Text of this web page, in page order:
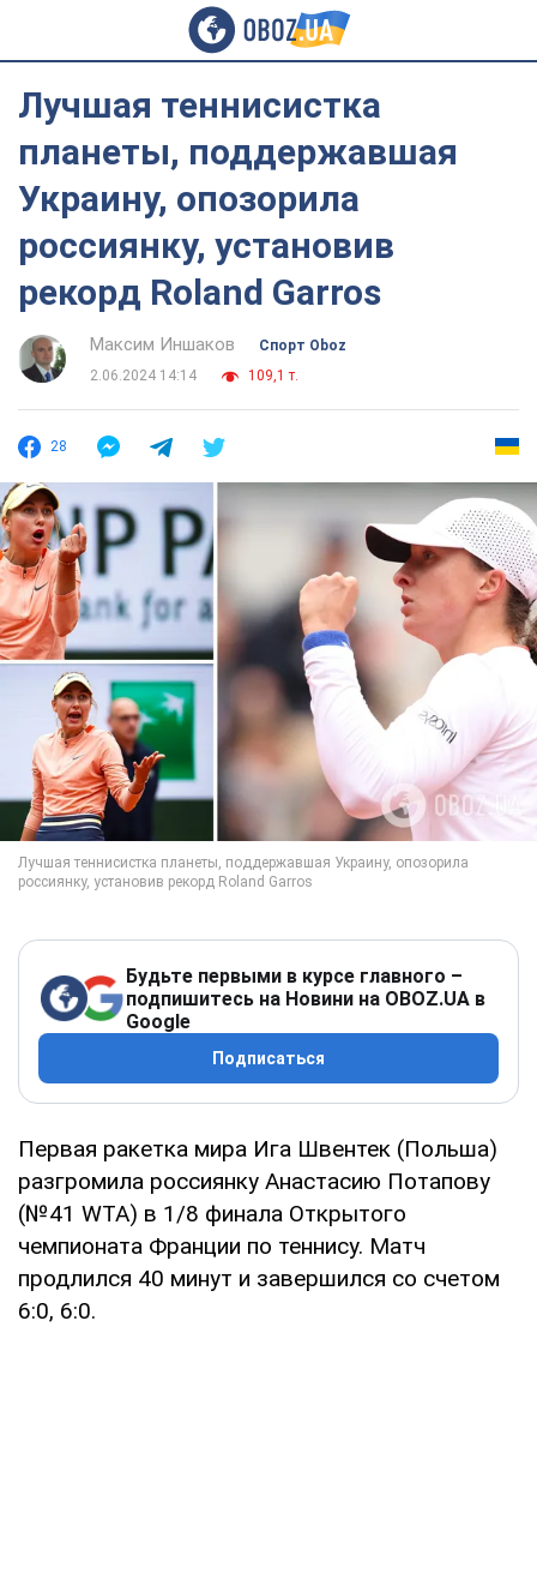
Лучшая теннисистка
планеты, поддержавшая
Украину, опозорила
россиянку, установив
рекорд Roland Garros
Максим Иншаков
Спорт Oboz
2.06.2024 14:14
109,1 т.
28
Будьте первыми в курсе главного –
подпишитесь на Новини на OBOZ.UA в
Google
Подписаться
Первая ракетка мира Ига Швентек (Польша)
разгромила россиянку Анастасию Потапову
(№41 WTA) в 1/8 финала Открытого
чемпионата Франции по теннису. Матч
продлился 40 минут и завершился со счетом
6:0, 6:0.